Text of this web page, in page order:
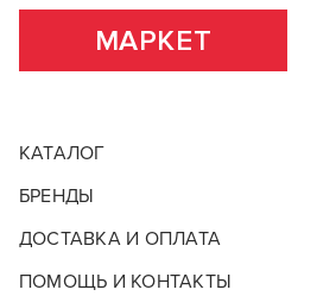
МАРКЕТ
КАТАЛОГ
БРЕНДЫ
ДОСТАВКА И ОПЛАТА
ПОМОЩЬ И КОНТАКТЫ